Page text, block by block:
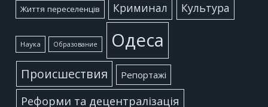
Життя переселенців Криминал Культура
Наука Образование Одеса
Происшествия Репортажі
Реформи та децентралізація